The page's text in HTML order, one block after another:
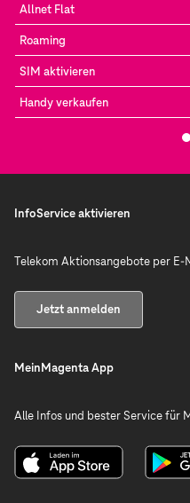
Allnet Flat
Roaming
SIM aktivieren
Handy verkaufen
InfoService aktivieren
Telekom Aktionsangebote per E-
Jetzt anmelden
MeinMagenta App
Alle Infos und bester Service für